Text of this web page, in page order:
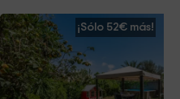
¡Sólo 52€ más!